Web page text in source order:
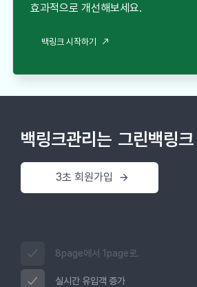
효과적으로 개선해보세요.
백링크 시작하기
백링크관리는 그린백링크
3초 회원가입
8page에서 1page로.
실시간 유입객 증가